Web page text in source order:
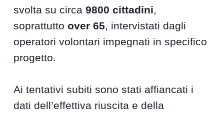
svolta su circa9800 cittadini,
soprattuttoover 65, intervistati dagli
operatori volontari impegnati in specifico
progetto.
Ai tentativi subiti sono stati affiancati i
dati dell’effettiva riuscita e della